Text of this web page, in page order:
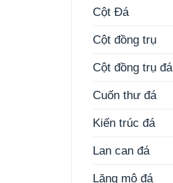
Cột Đá
Cột đồng trụ
Cột đồng trụ đá
Cuốn thư đá
Kiến trúc đá
Lan can đá
Lăng mộ đá